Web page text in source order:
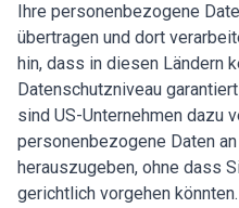
Ihre personenbezogene
übertragen und dort
hin, dass in diesen Ländern
Datenschutzniveau
sind US-Unternehmen dazu
personenbezogene Daten
herauszugeben, ohne dass
gerichtlich vorgehen